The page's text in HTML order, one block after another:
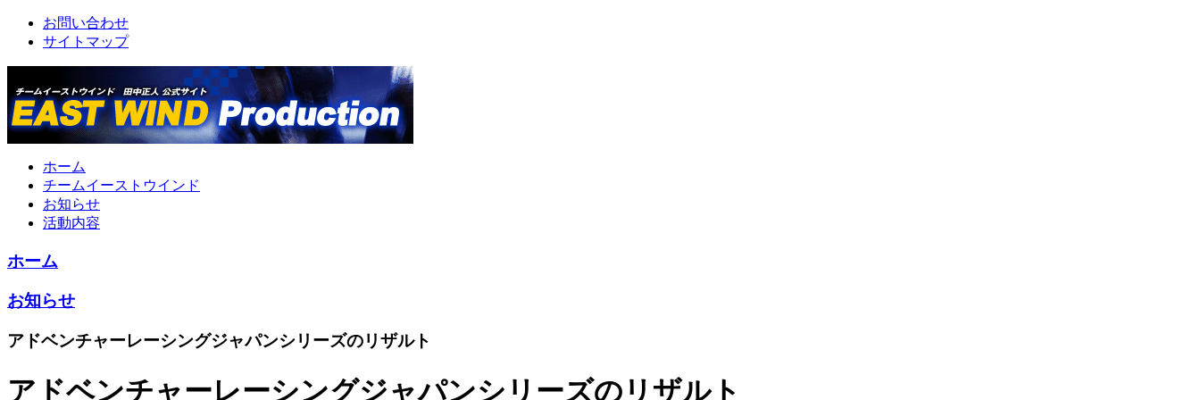
お問い合わせ
サイトマップ
ホーム
チームイーストウインド
お知らせ
活動内容
ホーム
お知らせ
アドベンチャーレーシングジャパンシリーズのリザルト
アドベンチャーレーシングジャパンシリーズのリザルト